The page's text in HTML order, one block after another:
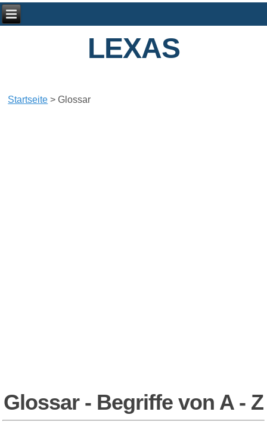
LEXAS
Startseite >Glossar
Glossar - Begriffe von A - Z